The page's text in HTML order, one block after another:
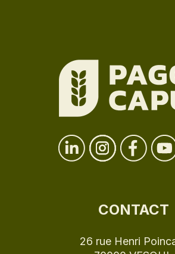
CONTACT
26 rue Henri